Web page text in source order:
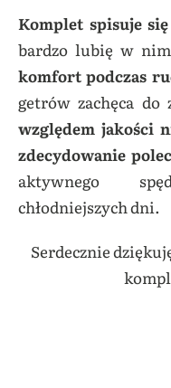
Komplet spisuje
bardzo lubię w
komfort podczas
getrów zachęca do
względem jakości
zdecydowanie
aktywnego
chłodniejszych dni.
Serdecznie